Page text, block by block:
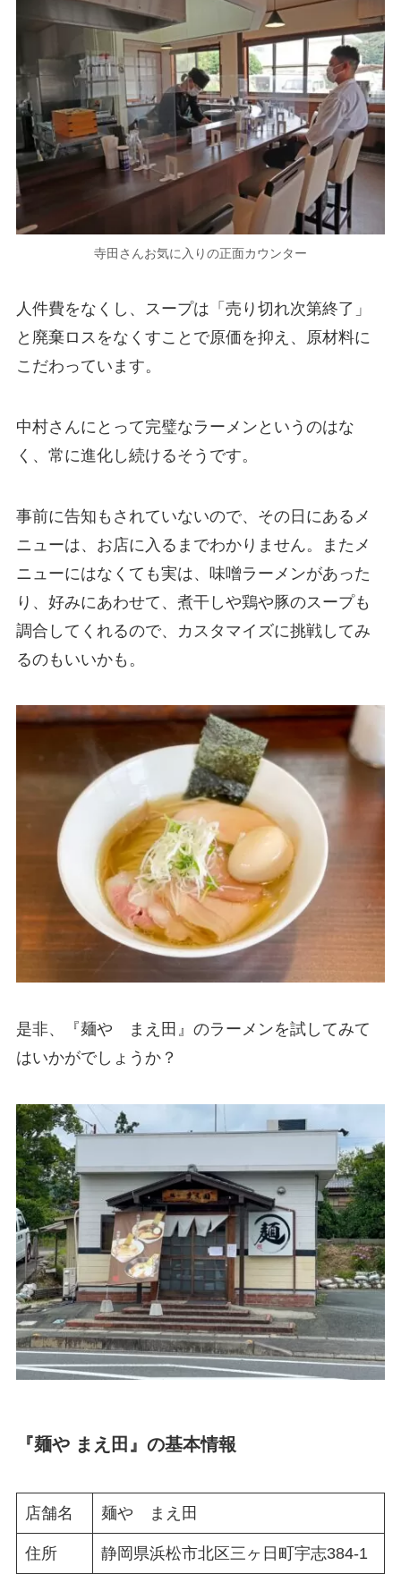
寺田さんお気に入りの正面カウンター
人件費をなくし、スープは「売り切れ次第終了」
と廃棄ロスをなくすことで原価を抑え、原材料に
こだわっています。
中村さんにとって完璧なラーメンというのはな
く、常に進化し続けるそうです。
事前に告知もされていないので、その日にあるメ
ニューは、お店に入るまでわかりません。またメ
ニューにはなくても実は、味噌ラーメンがあった
り、好みにあわせて、煮干しや鶏や豚のスープも
調合してくれるので、カスタマイズに挑戦してみ
るのもいいかも。
是非、『麺や まえ田』のラーメンを試してみて
はいかがでしょうか？
『麺や まえ田』の基本情報
店舗名 麺や まえ田
住所 静岡県浜松市北区三ヶ日町宇志384-1